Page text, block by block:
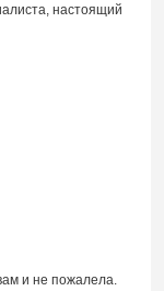
настоящий
и не пожалела.